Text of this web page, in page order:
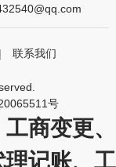
联系我们
号
商变更、
记账、工